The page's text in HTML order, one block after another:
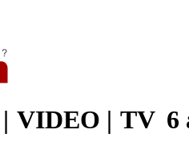
| VIDEO | TV 6